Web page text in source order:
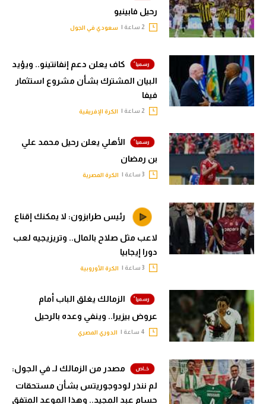
رحيل فابينيو
سعودي في الجول
كاف يعلن دعم إنفانتينو.. ويؤيد
البيان المشترك بشأن مشروع استثمار
فيفا
الكرة الإفريقية
الأهلي يعلن رحيل محمد علي
بن رمضان
الكرة المصرية
رئيس طرابزون: لا يمكنك إقناع
لاعب مثل صلاح بالمال.. وتريزيجيه لعب
دورا إيجابيا
الكرة الأوروبية
الزمالك يغلق الباب أمام
عروض بيزيرا.. وينفي وعده بالرحيل
الدوري المصري
مصدر من الزمالك لـ في الجول:
لم ننذر لودوجوريتس بشأن مستحقات
حسام عبد المجيد.. وهذا الموعد المتفق